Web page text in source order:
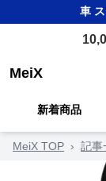
車
MeiX
新着商品
MeiX TOP › 記事